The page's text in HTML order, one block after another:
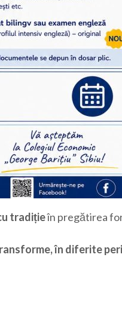
tradițieîn pregătirea
în diferite